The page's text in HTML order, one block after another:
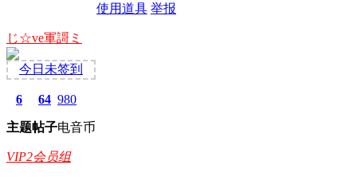
使用道具 举报
じ☆ve軍謌ミ
今日未签到
6
主题
64
帖子
980
电音币
VIP2会员组